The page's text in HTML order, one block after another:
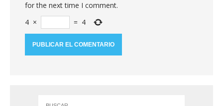
for the next time I comment.
4 × = 4